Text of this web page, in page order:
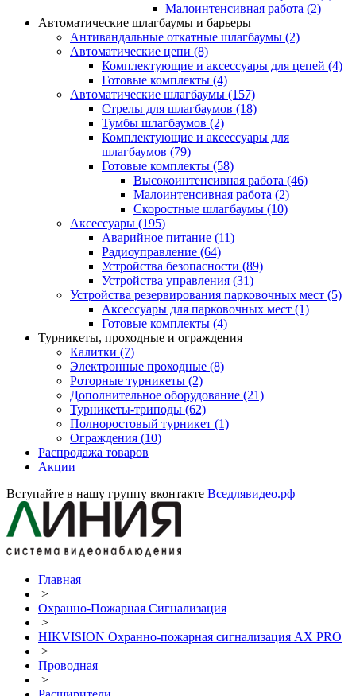
Малоинтенсивная работа (2)
Автоматические шлагбаумы и барьеры
Антивандальные откатные шлагбаумы (2)
Автоматические цепи (8)
Комплектующие и аксессуары для цепей (4)
Готовые комплекты (4)
Автоматические шлагбаумы (157)
Стрелы для шлагбаумов (18)
Тумбы шлагбаумов (2)
Комплектующие и аксессуары для
шлагбаумов (79)
Готовые комплекты (58)
Высокоинтенсивная работа (46)
Малоинтенсивная работа (2)
Скоростные шлагбаумы (10)
Аксессуары (195)
Аварийное питание (11)
Радиоуправление (64)
Устройства безопасности (89)
Устройства управления (31)
Устройства резервирования парковочных мест (5)
Аксессуары для парковочных мест (1)
Готовые комплекты (4)
Турникеты, проходные и ограждения
Калитки (7)
Электронные проходные (8)
Роторные турникеты (2)
Дополнительное оборудование (21)
Турникеты-триподы (62)
Полноростовый турникет (1)
Ограждения (10)
Распродажа товаров
Акции
Вступайте в нашу группу вконтакте Вседлявидео.рф
Главная
>
Охранно-Пожарная Сигнализация
>
HIKVISION Охранно-пожарная сигнализация AX PRO
>
Проводная
>